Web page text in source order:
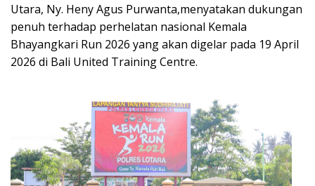
Utara, Ny. Heny Agus Purwanta,menyatakan dukungan
penuh terhadap perhelatan nasional Kemala
Bhayangkari Run 2026 yang akan digelar pada 19 April
2026 di Bali United Training Centre.